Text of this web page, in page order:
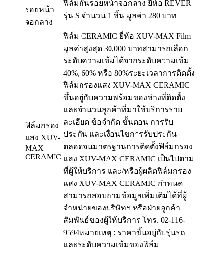
รอยหน้า
จอกลาง
ฟิล์มกันรอยหน้าจอกลาง ยี่ห้อ RÊVER
รุ่น S จำนวน 1 ชิ้น มูลค่า 280 บาท
ฟิล์มกรอง
แสง XUV-
MAX
CERAMIC
ฟิล์ม CERAMIC ยี่ห้อ XUV-MAX Film
มูลค่าสูงสุด 30,000 บาทสามารถเลือก
ระดับความเข้มได้จากระดับความเข้ม
40%, 60% หรือ 80%ระยะเวลาการติดตั้ง
ฟิล์มกรองแสง XUV-MAX CERAMIC
ขึ้นอยู่กับความพร้อมของช่างที่ติดตั้ง
และจำนวนลูกค้าที่มาใช้บริการราย
ละเอียด ข้อจำกัด ขั้นตอน การรับ
ประกัน และเงื่อนไขการรับประกัน
ตลอดจนมาตรฐานการติดตั้งฟิล์มกรอง
แสง XUV-MAX CERAMIC เป็นไปตาม
ที่ผู้ให้บริการ และ/หรือผู้ผลิตฟิล์มกรอง
แสง XUV-MAX CERAMIC กำหนด
สามารถสอบถามข้อมูลเพิ่มเติมได้ที่ผู้
จำหน่ายของบริษัทฯ หรือฝ่ายลูกค้า
สัมพันธ์ของผู้ให้บริการ โทร. 02-116-
9594หมายเหตุ : ราคาขึ้นอยู่กับรุ่นรถ
และระดับความเข้มของฟิล์ม